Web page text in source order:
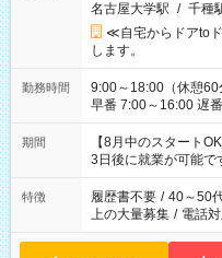
名古屋大学駅 / 千種
≪自宅からドアto
します。
勤務時間
9:00～18:00（休憩60分） ■ご希望があれば下記シフ
早番 7:00～16:00 遅番
と休みを合わせたい
「できれば残業はし
ね。 ※Wワーク希望の方へ 今ご覧のお仕事で希望する勤務時間
と、もう1つのお仕事
合は応募できません。
期間
【8月中のスタート
3日後に就業が可能で
特徴 履歴書不要 / 40～50
上の大量募集 / 電話